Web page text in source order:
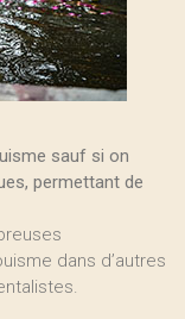
sauf si on
permettant de
dans d’autres